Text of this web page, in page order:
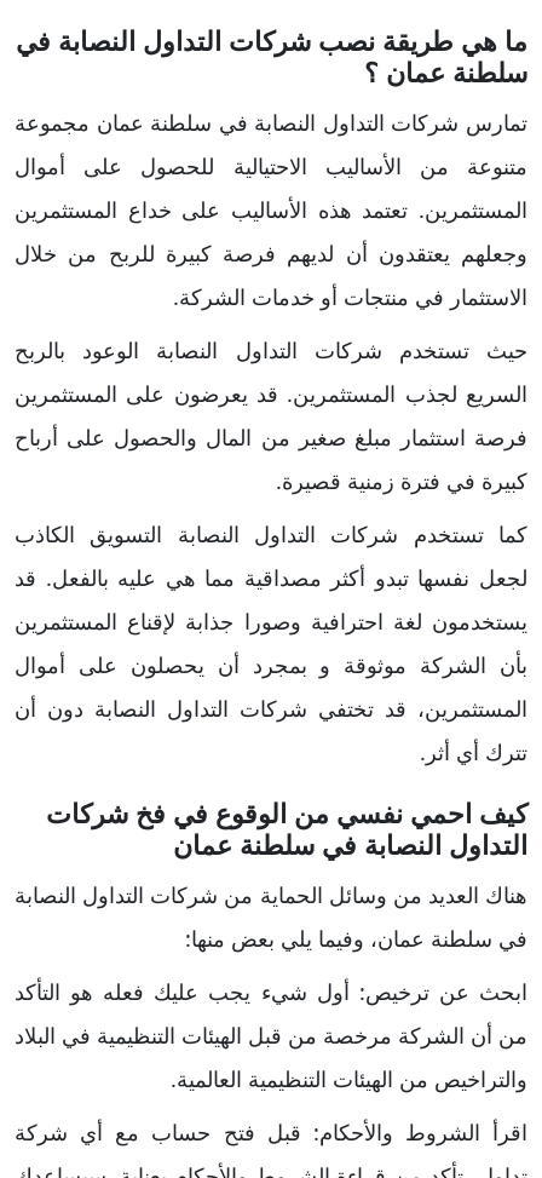
ما هي طريقة نصب شركات التداول النصابة في
سلطنة عمان ؟
تمارس شركات التداول النصابة في سلطنة عمان مجموعة
متنوعة من الأساليب الاحتيالية للحصول على أموال
المستثمرين. تعتمد هذه الأساليب على خداع المستثمرين
وجعلهم يعتقدون أن لديهم فرصة كبيرة للربح من خلال
الاستثمار في منتجات أو خدمات الشركة.
حيث تستخدم شركات التداول النصابة الوعود بالربح
السريع لجذب المستثمرين. قد يعرضون على المستثمرين
فرصة استثمار مبلغ صغير من المال والحصول على أرباح
كبيرة في فترة زمنية قصيرة.
كما تستخدم شركات التداول النصابة التسويق الكاذب
لجعل نفسها تبدو أكثر مصداقية مما هي عليه بالفعل. قد
يستخدمون لغة احترافية وصورا جذابة لإقناع المستثمرين
بأن الشركة موثوقة و بمجرد أن يحصلون على أموال
المستثمرين، قد تختفي شركات التداول النصابة دون أن
تترك أي أثر.
كيف احمي نفسي من الوقوع في فخ شركات
التداول النصابة في سلطنة عمان
هناك العديد من وسائل الحماية من شركات التداول النصابة
في سلطنة عمان، وفيما يلي بعض منها:
ابحث عن ترخيص: أول شيء يجب عليك فعله هو التأكد
من أن الشركة مرخصة من قبل الهيئات التنظيمية في البلاد
والتراخيص من الهيئات التنظيمية العالمية.
اقرأ الشروط والأحكام: قبل فتح حساب مع أي شركة